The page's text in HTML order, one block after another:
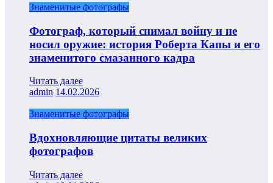
Знаменитые фотографы
Фотограф, который снимал войну и не
носил оружие: история Роберта Капы и его
знаменитого смазанного кадра
Читать далее
admin 14.02.2026
Знаменитые фотографы
Вдохновляющие цитаты великих
фотографов
Читать далее